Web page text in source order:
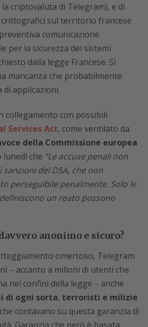
la criptovaluta di Telegram), e di
sul territorio francese
comunicazione
per la sicurezza dei sistemi
dalla legge Francese. Si
mancanza che probabilmente
di applicazioni.
collegamento con possibili
Services Act, come ventilato da
della Commissione europea
che “Le accuse penali non
del DSA, che non
perseguibile penalmente. Solo le
un reato possono
anonimo e sicuro?
omertoso, Telegram
– accanto a milioni di utenti che
nei confini della legge – anche
di ogni sorta, terroristi e milizie
che contavano su questa garanzia di